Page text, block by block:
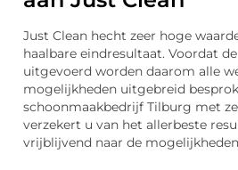
Just Clean hecht zeer hoge
haalbare eindresultaat. Voordat
uitgevoerd worden daarom alle
mogelijkheden uitgebreid
schoonmaakbedrijf Tilburg met
verzekert u van het allerbeste
vrijblijvend naar de